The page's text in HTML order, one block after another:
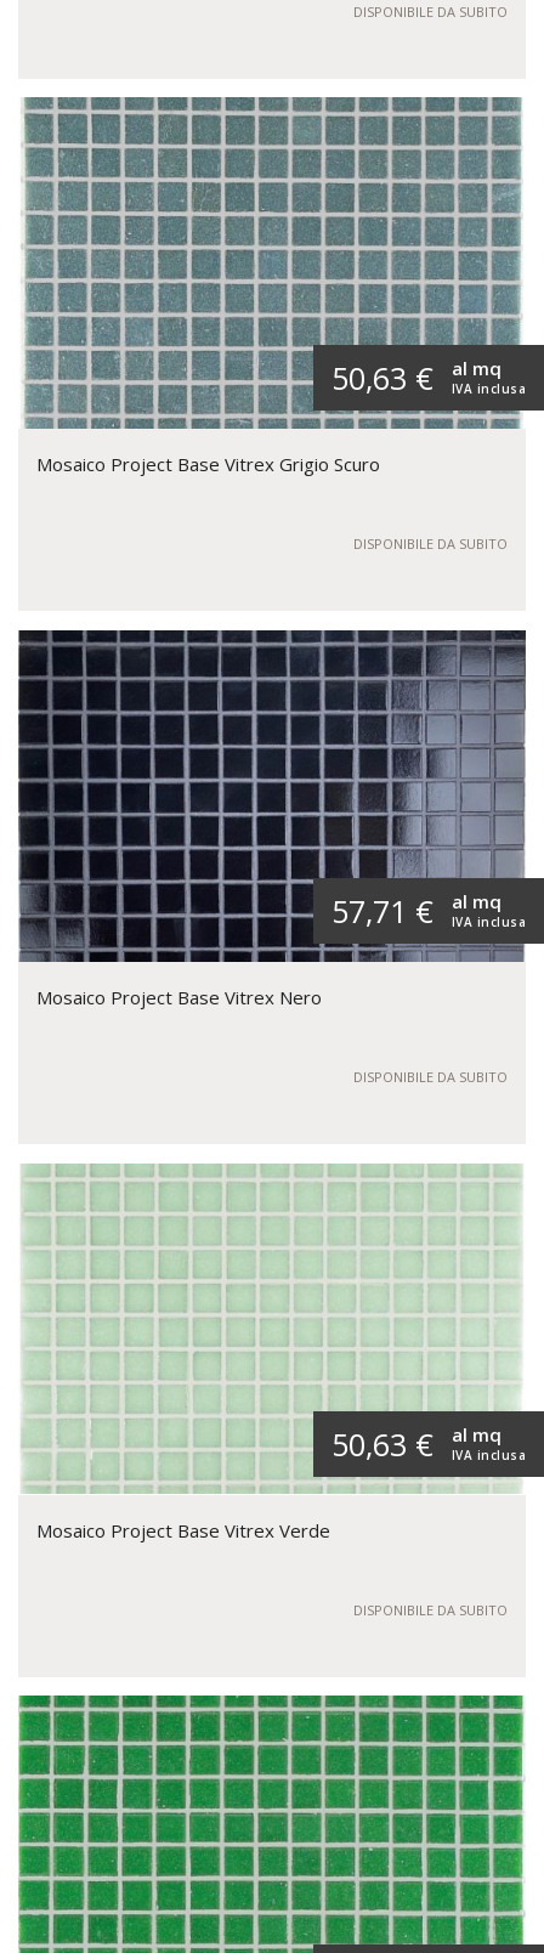
DISPONIBILE DA SUBITO
50,63 € IVA inclusa
al mq
Mosaico Project Base Vitrex Grigio Scuro
DISPONIBILE DA SUBITO
57,71 € IVA inclusa
al mq
Mosaico Project Base Vitrex Nero
DISPONIBILE DA SUBITO
50,63 € IVA inclusa
al mq
Mosaico Project Base Vitrex Verde
DISPONIBILE DA SUBITO